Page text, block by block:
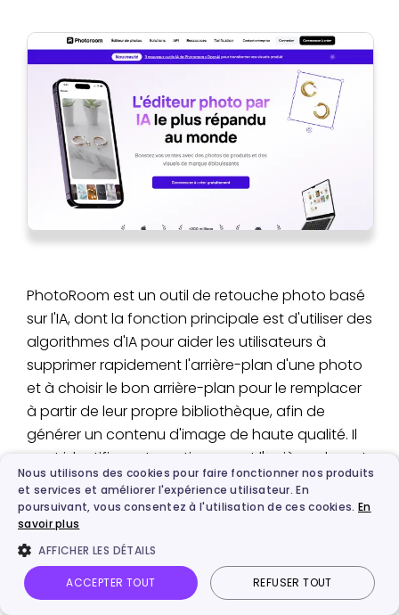
PhotoRoom est un outil de retouche photo basé
sur l'IA, dont la fonction principale est d'utiliser des
algorithmes d'IA pour aider les utilisateurs à
supprimer rapidement l'arrière-plan d'une photo
et à choisir le bon arrière-plan pour le remplacer
à partir de leur propre bibliothèque, afin de
générer un contenu d'image de haute qualité. Il
peut identifier automatiquement l'arrière-plan, et
l'ajout de l'IA améliore encore la précision de
l'identification. Il prend également en charge
l'ajustement manuel des détails. Parfait pour
réaliser des images promotionnelles et créer
rapidement des visuels avec différents arrière-
plans.
Nous utilisons des cookies pour faire fonctionner nos produits
et services et améliorer l'expérience utilisateur. En
poursuivant, vous consentez à l'utilisation de ces cookies. En
savoir plus
AFFICHER LES DÉTAILS
ACCEPTER TOUT REFUSER TOUT